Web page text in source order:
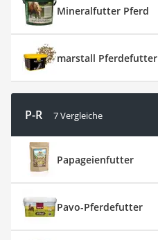
Mineralfutter Pferd
marstall Pferdefutter
P-R 7 Vergleiche
Papageienfutter
Pavo-Pferdefutter